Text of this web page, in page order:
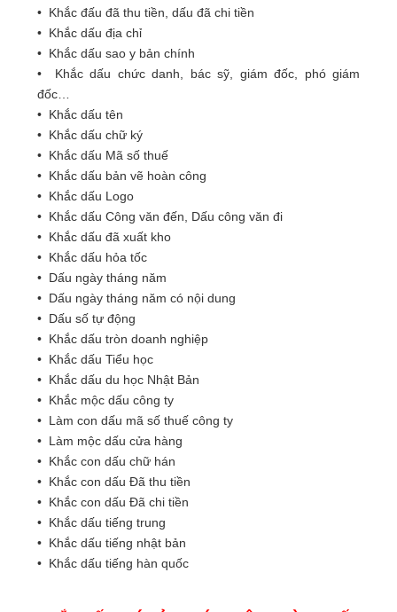
• Khắc đấu đã thu tiền, dấu đã chi tiền
• Khắc dấu địa chỉ
• Khắc dấu sao y bản chính
• Khắc dấu chức danh, bác sỹ, giám đốc, phó giám
đốc…
• Khắc dấu tên
• Khắc dấu chữ ký
• Khắc dấu Mã số thuế
• Khắc dấu bản vẽ hoàn công
• Khắc dấu Logo
• Khắc dấu Công văn đến, Dấu công văn đi
• Khắc dấu đã xuất kho
• Khắc dấu hỏa tốc
• Dấu ngày tháng năm
• Dấu ngày tháng năm có nội dung
• Dấu số tự động
• Khắc dấu tròn doanh nghiệp
• Khắc dấu Tiểu học
• Khắc dấu du học Nhật Bản
• Khắc mộc dấu công ty
• Làm con dấu mã số thuế công ty
• Làm mộc dấu cửa hàng
• Khắc con dấu chữ hán
• Khắc con dấu Đã thu tiền
• Khắc con dấu Đã chi tiền
• Khắc dấu tiếng trung
• Khắc dấu tiếng nhật bản
• Khắc dấu tiếng hàn quốc